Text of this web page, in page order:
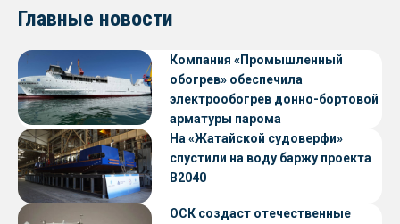
Главные новости
Компания «Промышленный
обогрев» обеспечила
электрообогрев донно-бортовой
арматуры парома
«Петропавловск» проекта CNF22
На «Жатайской судоверфи»
спустили на воду баржу проекта
В2040
ОСК создаст отечественные